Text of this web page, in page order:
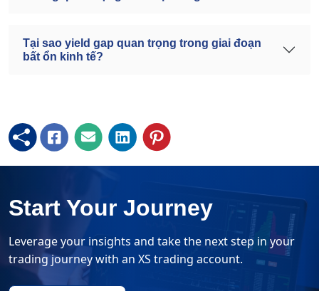
Tại sao yield gap quan trọng trong giai đoạn
bất ổn kinh tế?
Start Your Journey
Leverage your insights and take the next step in your
trading journey with an XS trading account.